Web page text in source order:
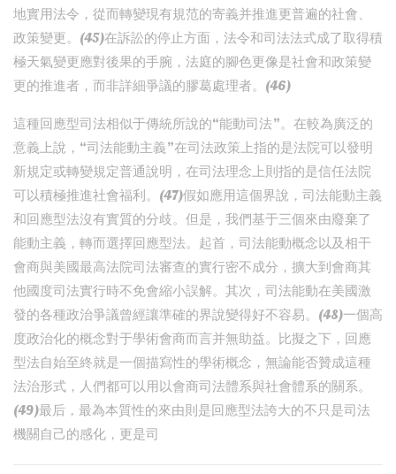
地實用法令，從而轉變現有規范的寄義并推進更普遍的社會、
政策變更。(45)在訴訟的停止方面，法令和司法法式成了取得積
極天氣變更應對後果的手腕，法庭的腳色更像是社會和政策變
更的推進者，而非詳細爭議的膠葛處理者。(46)
這種回應型司法相似于傳統所說的“能動司法”。在較為廣泛的
意義上說，“司法能動主義”在司法政策上指的是法院可以發明
新規定或轉變規定普通說明，在司法理念上則指的是信任法院
可以積極推進社會福利。(47)假如應用這個界說，司法能動主義
和回應型法沒有實質的分歧。但是，我們基于三個來由廢棄了
能動主義，轉而選擇回應型法。起首，司法能動概念以及相干
會商與美國最高法院司法審查的實行密不成分，擴大到會商其
他國度司法實行時不免會縮小誤解。其次，司法能動在美國激
發的各種政治爭議曾經讓準確的界說變得好不容易。(48)一個高
度政治化的概念對于學術會商而言并無助益。比擬之下，回應
型法自始至終就是一個描寫性的學術概念，無論能否贊成這種
法治形式，人們都可以用以會商司法體系與社會體系的關系。
(49)最后，最為本質性的來由則是回應型法誇大的不只是司法
機關自己的感化，更是司